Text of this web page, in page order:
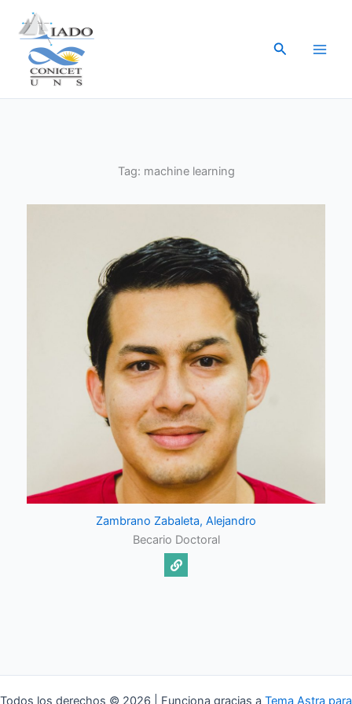
contenido
Buscar
Tag: machine learning
Zambrano Zabaleta, Alejandro
Becario Doctoral
Todos los derechos © 2026 | Funciona gracias a Tema Astra para